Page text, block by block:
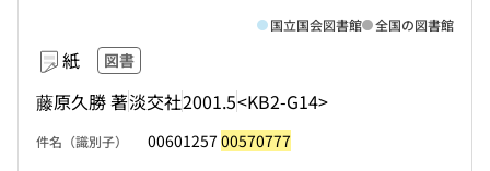
紙 図書
藤原久勝 著淡交社2001.5<KB2-G14>
国立国会図書館 全国の図書館
件名（識別子） 00601257 00570777